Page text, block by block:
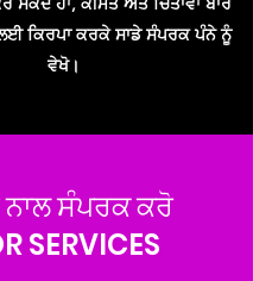
ਕਿਰਪਾ ਕਰਕੇ ਸਾਡੇ ਸੰਪਰਕ ਪੰਨੇ ਨੂੰ
ਵੇਖੋ।
ਨਾਲ ਸੰਪਰਕ ਕਰੋ
SERVICES